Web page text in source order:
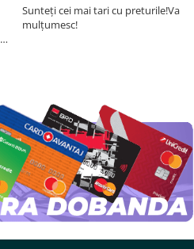
Sunteți cei mai tari cu preturile!Va
mulțumesc!